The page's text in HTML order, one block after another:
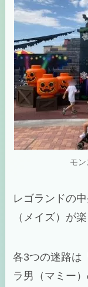
モ
レゴランドの
（メイズ）が
各3つの迷路は
ラ男（マミー